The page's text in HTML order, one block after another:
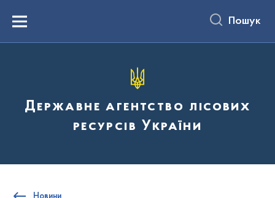
вмістуMenu Пошук
Державне агентство лісових
ресурсів України